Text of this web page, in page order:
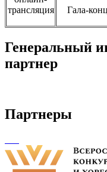
трансляция
Гала-
Генеральный
партнер
Партнеры